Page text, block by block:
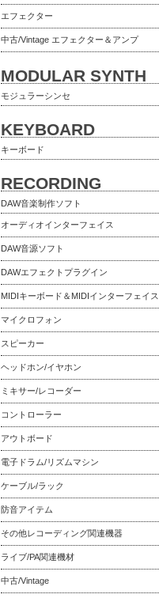
エフェクター
中古/Vintage エフェクター＆アンプ
MODULAR SYNTH
モジュラーシンセ
KEYBOARD
キーボード
RECORDING
DAW音楽制作ソフト
オーディオインターフェイス
DAW音源ソフト
DAWエフェクトプラグイン
MIDIキーボード＆MIDIインターフェイス
マイクロフォン
スピーカー
ヘッドホン/イヤホン
ミキサー/レコーダー
コントローラー
アウトボード
電子ドラム/リズムマシン
ケーブル/ラック
防音アイテム
その他レコーディング関連機器
ライブ/PA関連機材
中古/Vintage